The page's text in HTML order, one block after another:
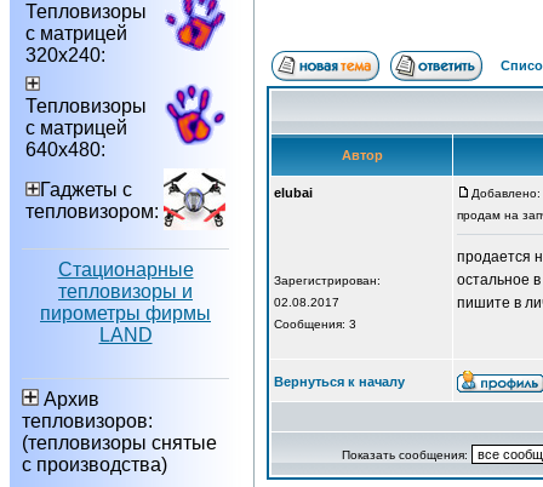
Тепловизоры
с матрицей
320х240:
Тепловизоры
с матрицей
640х480:
Гаджеты с
тепловизором:
Стационарные
тепловизоры и
пирометры фирмы
LAND
Архив
тепловизоров:
(тепловизоры снятые
с производства)
Автор
elubai
Зарегистрирован:
02.08.2017
Сообщения: 3
продам на
продается
остальное
пишите в
Вернуться к началу
Показать сообщения: